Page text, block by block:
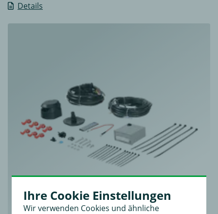
Details
Ihre Cookie Einstellungen
Wir verwenden Cookies und ähnliche